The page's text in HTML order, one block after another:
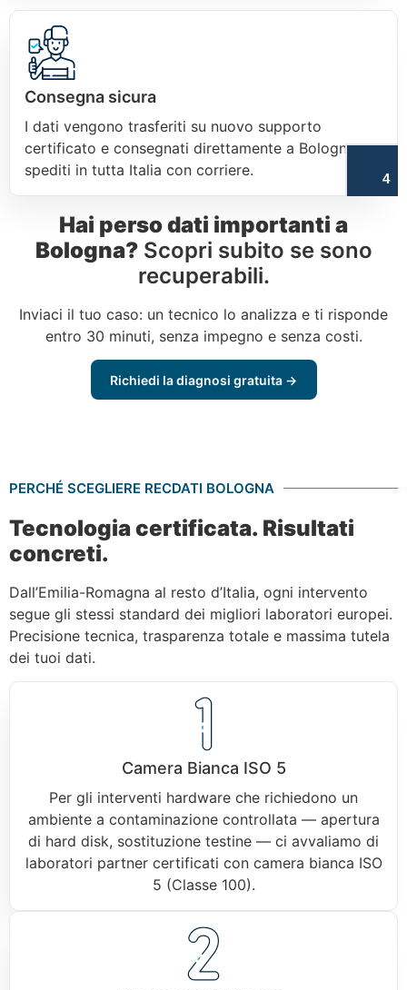
Consegna sicura
I dati vengono trasferiti su nuovo supporto
certificato e consegnati direttamente a Bologna o
spediti in tutta Italia con corriere.
4
Hai perso dati importanti a
Bologna?Scopri subito se sono
recuperabili.
Inviaci il tuo caso: un tecnico lo analizza e ti risponde
entro 30 minuti, senza impegno e senza costi.
Richiedi la diagnosi gratuita →
PERCHÉ SCEGLIERE RECDATI BOLOGNA
Tecnologia certificata. Risultati
concreti.
Dall’Emilia-Romagna al resto d’Italia, ogni intervento
segue gli stessi standard dei migliori laboratori europei.
Precisione tecnica, trasparenza totale e massima tutela
dei tuoi dati.
Camera Bianca ISO 5
Per gli interventi hardware che richiedono un
ambiente a contaminazione controllata — apertura
di hard disk, sostituzione testine — ci avvaliamo di
laboratori partner certificati con camera bianca ISO
5 (Classe 100).